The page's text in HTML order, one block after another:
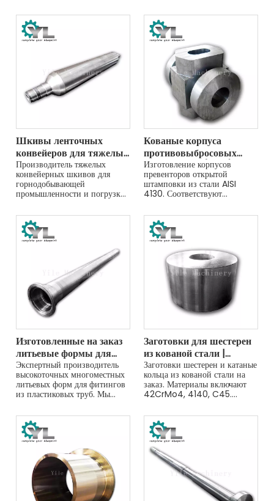
обеспечивает превосходную
прочность и точность.
Соответствует API 16A,
закален и отпущен, прошел
100% неразрушающий
контроль для критически
важных задач управления
скважинами.
Шкивы ленточных
конвейеров для тяжелых
условий эксплуатации
(барабаны)
Производитель тяжелых
конвейерных шкивов для
горнодобывающей
промышленности и погрузки-
материалов. Наши шкивы
оснащены сборными
стальными барабанами,
высокопрочными коваными
дополнительным резиновым
Кованые корпуса
противовыбросовых
превенторов (ПВП) для
контроля скважин
Изготовление корпусов
превенторов открытой
штамповки из стали AISI
4130. Соответствуют
термообработаны и
прецизионно обработаны для
критически важных задач
управления скважинами.
Изготовленные на заказ
литьевые формы для
фитингов для
пластиковых труб
Экспертный производитель
высокоточных многоместных
литьевых форм для фитингов
из пластиковых труб. Мы
инструменты для колен,
тройников и муфт из ПВХ,
ХПВХ и ППР.
Заготовки для шестерен
из кованой стали |
Изготовленные на заказ
поковки колец большого
диаметра для тяжелого
машиностроения
Заготовки шестерен и катаные
кольца из кованой стали на
заказ. Материалы включают
42CrMo4, 4140, C45.
UT для шестерен тяжелой
техники. Получите ценовое
предложение.